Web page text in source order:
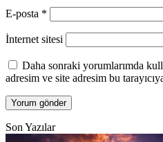
E-posta *
İnternet sitesi
Daha sonraki yorumlarımda
adresim ve site adresim bu
Son Yazılar